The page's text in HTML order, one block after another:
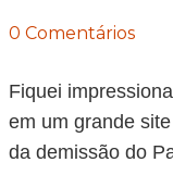
0 Comentários
Fiquei
em um grande
da demissão do